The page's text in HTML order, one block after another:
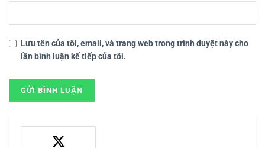
Lưu tên của tôi, email, và trang web trong trình duyệt này cho
lần bình luận kế tiếp của tôi.